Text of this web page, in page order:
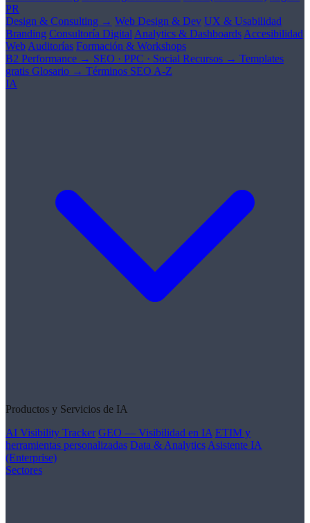
PR
Design & Consulting → Web Design & Dev UX & Usabilidad
Branding Consultoría Digital Analytics & Dashboards Accesibilidad
Web Auditorías Formación & Workshops
B2 Performance → SEO · PPC · Social Recursos → Templates
gratis Glosario → Términos SEO A-Z
IA
Productos y Servicios de IA
AI Visibility Tracker GEO — Visibilidad en IA ETIM y
herramientas personalizadas Data & Analytics Asistente IA
(Enterprise)
Sectores